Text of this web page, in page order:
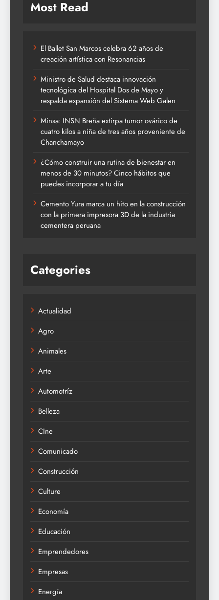
Most Read
El Ballet San Marcos celebra 62 años de
creación artística con Resonancias
Ministro de Salud destaca innovación
tecnológica del Hospital Dos de Mayo y
respalda expansión del Sistema Web Galen
Minsa: INSN Breña extirpa tumor ovárico de
cuatro kilos a niña de tres años proveniente de
Chanchamayo
¿Cómo construir una rutina de bienestar en
menos de 30 minutos? Cinco hábitos que
puedes incorporar a tu día
Cemento Yura marca un hito en la construcción
con la primera impresora 3D de la industria
cementera peruana
Categories
Actualidad
Agro
Animales
Arte
Automotríz
Belleza
CIne
Comunicado
Construcción
Culture
Economía
Educación
Emprendedores
Empresas
Energía